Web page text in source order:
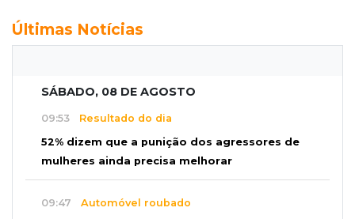
Últimas Notícias
SÁBADO, 08 DE AGOSTO
09:53 Resultado do dia
52% dizem que a punição dos agressores de
mulheres ainda precisa melhorar
09:47 Automóvel roubado